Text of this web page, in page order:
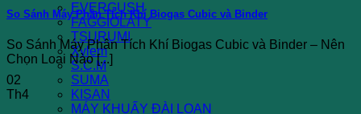
EVERGUSH
FAGGIOLATY
TSURUMI
Xylem
S.C.M
SUMA
KISAN
MÁY KHUẤY ĐÀI LOAN
So Sánh Máy Phân Tích Khí Biogas Cubic và Binder
So Sánh Máy Phân Tích Khí Biogas Cubic và Binder – Nên
Chọn Loại Nào [...]
02
Th4